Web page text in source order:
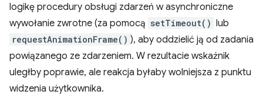
logikę procedury obsługi zdarzeń w asynchroniczne
wywołanie zwrotne (za pomocą setTimeout() lub
requestAnimationFrame() ), aby oddzielić ją od zadania
powiązanego ze zdarzeniem. W rezultacie wskaźnik
uległby poprawie, ale reakcja byłaby wolniejsza z punktu
widzenia użytkownika.